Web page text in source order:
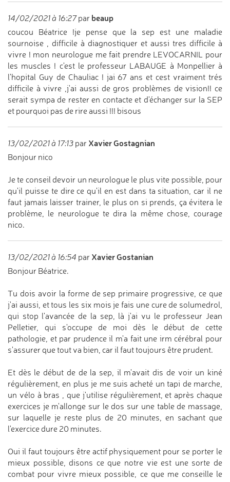
14/02/2021 à 16:27par beaup
coucou Béatrice !je pense que la sep est une maladie
sournoise , difficile à diagnostiquer et aussi tres difficile à
vivre ! mon neurologue me fait prendre LEVOCARNIL pour
les muscles ! c'est le professeur LABAUGE à Monpellier à
l'hopital Guy de Chauliac ! jai 67 ans et cest vraiment trés
difficile à vivre ,j'ai aussi de gros problèmes de vision!! ce
serait sympa de rester en contacte et d'échanger sur la SEP
et pourquoi pas de rire aussi !!! bisous
13/02/2021 à 17:13 par Xavier Gostagnian
Bonjour nico
Je te conseil devoir un neurologue le plus vite possible, pour
qu'il puisse te dire ce qu'il en est dans ta situation, car il ne
faut jamais laisser trainer, le plus on si prends, ça évitera le
problème, le neurologue te dira la même chose, courage
nico.
13/02/2021 à 16:54 par Xavier Gostanian
Bonjour Béatrice.
Tu dois avoir la forme de sep primaire progressive, ce que
j'ai aussi, et tous les six mois je fais une cure de solumedrol,
qui stop l'avancée de la sep, là j'ai vu le professeur Jean
Pelletier, qui s'occupe de moi dès le début de cette
pathologie, et par prudence il m'a fait une irm cérébral pour
s'assurer que tout va bien, car il faut toujours être prudent.
Et dès le début de de la sep, il m'avait dis de voir un kiné
régulièrement, en plus je me suis acheté un tapi de marche,
un vélo à bras , que j'utilise régulièrement, et après chaque
exercices je m'allonge sur le dos sur une table de massage,
sur laquelle je reste plus de 20 minutes, en sachant que
l'exercice dure 20 minutes.
Oui il faut toujours être actif physiquement pour se porter le
mieux possible, disons ce que notre vie est une sorte de
combat pour vivre mieux possible, ce que me conseille le